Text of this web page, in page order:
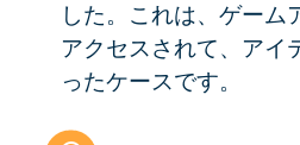
した。これは、ゲーム
アクセスされて、アイ
ったケースです。